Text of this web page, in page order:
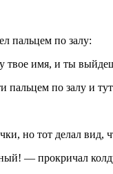
пальцем по залу:
твое имя, и ты
по залу и
но тот делал вид,
— прокричал